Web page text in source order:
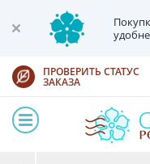
ПРОВЕРИТЬ СТАТУС
ЗАКАЗА